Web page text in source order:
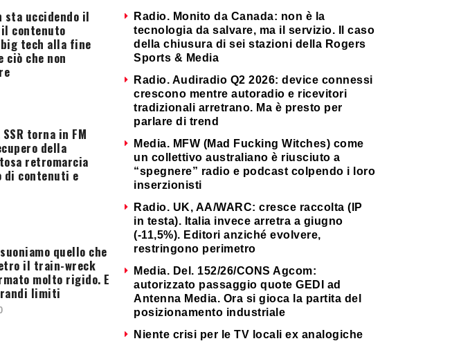
sta uccidendo il
contenuto
tech alla fine
ciò che non
torna in FM
della
retromarcia
di contenuti e
quello che
il train-wreck
molto rigido. E
limiti
Radio. Monito da Canada: non è la
tecnologia da salvare, ma il servizio. Il caso
della chiusura di sei stazioni della Rogers
Sports & Media
Radio. Audiradio Q2 2026: device connessi
crescono mentre autoradio e ricevitori
tradizionali arretrano. Ma è presto per
parlare di trend
Media. MFW (Mad Fucking Witches) come
un collettivo australiano è riusciuto a
“spegnere” radio e podcast colpendo i loro
inserzionisti
Radio. UK, AA/WARC: cresce raccolta (IP
in testa). Italia invece arretra a giugno
(-11,5%). Editori anziché evolvere,
restringono perimetro
Media. Del. 152/26/CONS Agcom:
autorizzato passaggio quote GEDI ad
Antenna Media. Ora si gioca la partita del
posizionamento industriale
Niente crisi per le TV locali ex analogiche